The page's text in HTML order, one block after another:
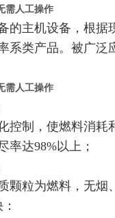
需人工操作
的主机设备，根
系类产品。被广
需人工操作
控制，使燃料消
率达98%以上；
颗粒为燃料，无烟